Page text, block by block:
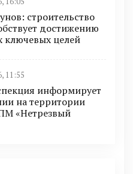
строительство
достижению
ключевых целей
11:55
информирует
на территории
«Нетрезвый